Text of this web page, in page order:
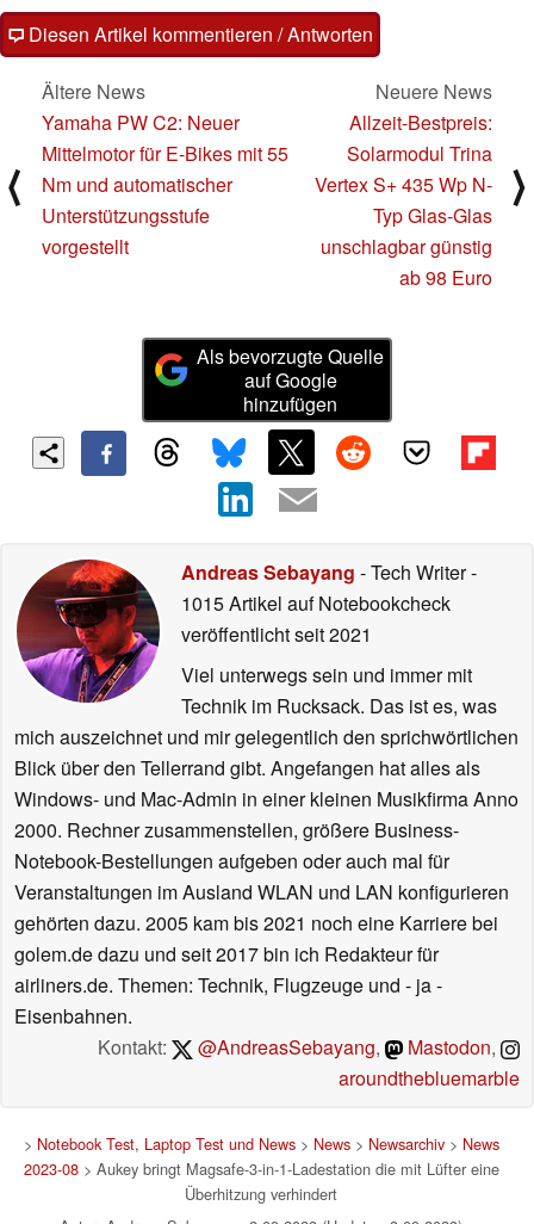
Diesen Artikel kommentieren / Antworten
⟨
Ältere News
Yamaha PW C2: Neuer
Mittelmotor für E-Bikes mit 55
Nm und automatischer
Unterstützungsstufe
vorgestellt
Neuere News
Allzeit-Bestpreis:
Solarmodul Trina
Vertex S+ 435 Wp N-
Typ Glas-Glas
unschlagbar günstig
ab 98 Euro
⟩
Als bevorzugte Quelle
auf Google
hinzufügen
Andreas Sebayang - Tech Writer-
1015 Artikel auf Notebookcheck
veröffentlichtseit 2021
Viel unterwegs sein und immer mit
Technik im Rucksack. Das ist es, was
mich auszeichnet und mir gelegentlich den sprichwörtlichen
Blick über den Tellerrand gibt. Angefangen hat alles als
Windows- und Mac-Admin in einer kleinen Musikfirma Anno
2000. Rechner zusammenstellen, größere Business-
Notebook-Bestellungen aufgeben oder auch mal für
Veranstaltungen im Ausland WLAN und LAN konfigurieren
gehörten dazu. 2005 kam bis 2021 noch eine Karriere bei
golem.de dazu und seit 2017 bin ich Redakteur für
airliners.de. Themen: Technik, Flugzeuge und - ja -
Eisenbahnen.
Kontakt:
@AndreasSebayang, Mastodon,
aroundthebluemarble
> Notebook Test, Laptop Test und News> News> Newsarchiv> News
2023-08> Aukey bringt Magsafe-3-in-1-Ladestation die mit Lüfter eine
Überhitzung verhindert